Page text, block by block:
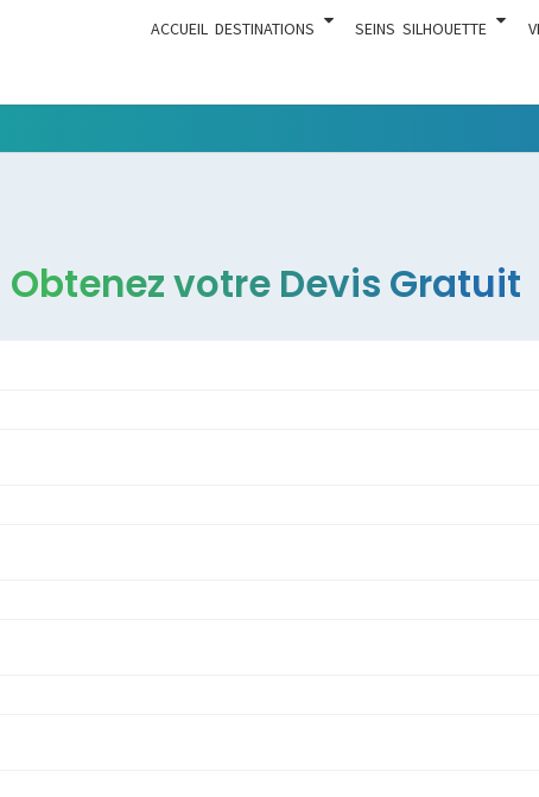
ACCUEIL DESTINATIONS SEINS SILHOUETTE
Tout Ce
Chirurgie
Esthétique
Obtenez votre Devis Gratuit